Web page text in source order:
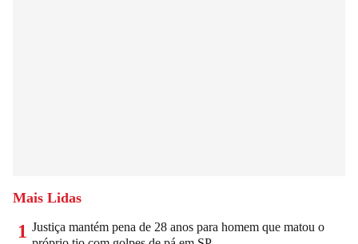
Mais Lidas
1 Justiça mantém pena de 28 anos para homem que matou o